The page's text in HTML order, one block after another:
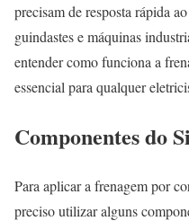
precisam de resposta rápida
guindastes e máquinas
entender como funciona a
essencial para qualquer
Componentes do
Para aplicar a frenagem por
preciso utilizar alguns